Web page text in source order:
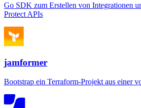
Go SDK zum Erstellen von Integrationen
Protect APIs
jamformer
Bootstrap ein Terraform-Projekt aus einer